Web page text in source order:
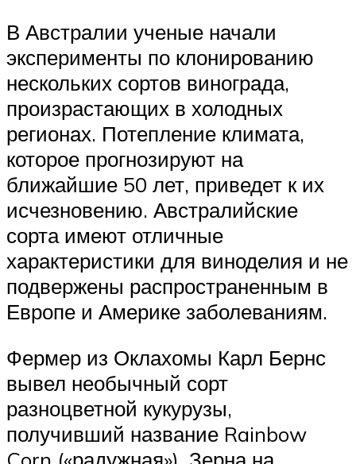
В Австралии ученые начали
эксперименты по клонированию
нескольких сортов винограда,
произрастающих в холодных
регионах. Потепление климата,
которое прогнозируют на
ближайшие 50 лет, приведет к их
исчезновению. Австралийские
сорта имеют отличные
характеристики для виноделия и не
подвержены распространенным в
Европе и Америке заболеваниям.
Фермер из Оклахомы Карл Бернс
вывел необычный сорт
разноцветной кукурузы,
получивший название Rainbow